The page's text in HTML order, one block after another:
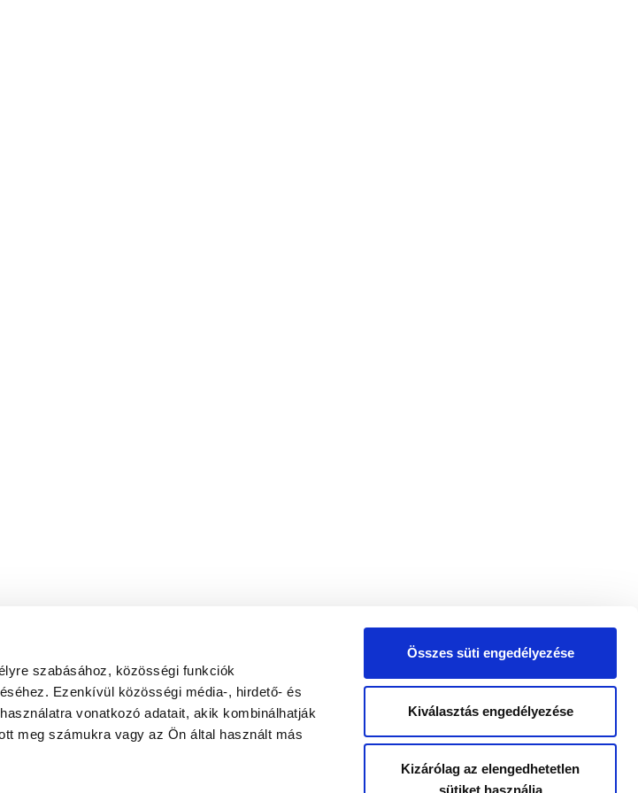
szabásához, közösségi funkciók
Ezenkívül közösségi média-, hirdető- és
vonatkozó adatait, akik kombinálhatják
meg számukra vagy az Ön által használt más
Összes süti engedélyezése
Kiválasztás engedélyezése
Kizárólag az elengedhetetlen
sütiket használja